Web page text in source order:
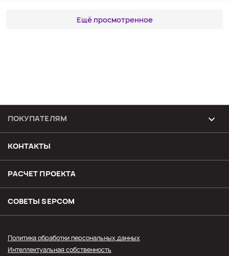
Ещё просмотренное
ПОКУПАТЕЛЯМ
Возврат и обмен товара
Доставка
Оплата
Оптовым покупателям
КОНТАКТЫ
РАСЧЕТ ПРОЕКТА
СОВЕТЫ SЕPCOM
Политика обработки персональных данных
Интеллектуальная собственность